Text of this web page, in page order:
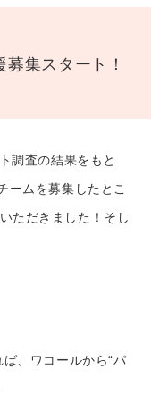
キャンペーン
ス登録
集スタート！
調査の結果をもと
ームを募集したとこ
ただきました！そし
、ワコールから“パ